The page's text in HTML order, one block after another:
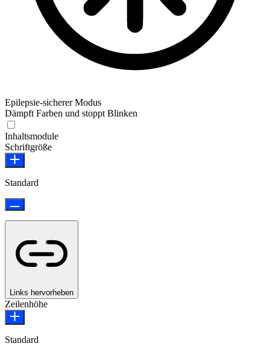
Epilepsie-sicherer Modus
Dämpft Farben und stoppt Blinken
Inhaltsmodule
Schriftgröße
Standard
Links hervorheben
Zeilenhöhe
Standard